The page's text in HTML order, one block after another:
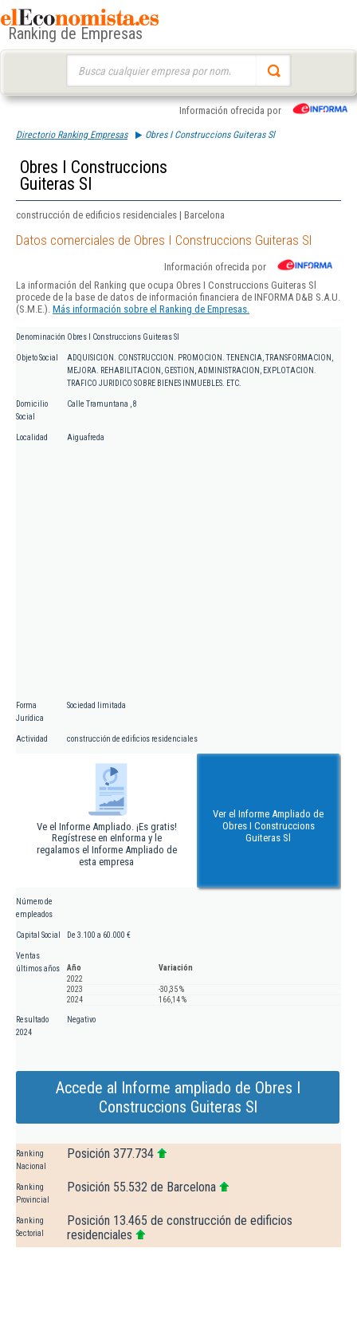
Ranking de Empresas
Información ofrecida por
Directorio Ranking Empresas Obres I Construccions Guiteras Sl
Obres I Construccions
Guiteras Sl
construcción de edificios residenciales | Barcelona
Datos comerciales de Obres I Construccions Guiteras Sl
Información ofrecida por
La información del Ranking que ocupa Obres I Construccions Guiteras Sl
procede de la base de datos de información financiera de INFORMA D&B S.A.U.
(S.M.E.). Más información sobre el Ranking de Empresas.
Denominación Obres I Construccions Guiteras Sl
Objeto Social
ADQUISICION. CONSTRUCCION. PROMOCION. TENENCIA, TRANSFORMACION,
MEJORA. REHABILITACION, GESTION, ADMINISTRACION, EXPLOTACION.
TRAFICO JURIDICO SOBRE BIENES INMUEBLES. ETC.
Domicilio
Social
Calle Tramuntana , 8
Localidad Aiguafreda
Forma
Jurídica
Sociedad limitada
Actividad construcción de edificios residenciales
Ve el Informe Ampliado. ¡Es gratis!
Regístrese en eInforma y le
regalamos el Informe Ampliado de
esta empresa
Ver el Informe Ampliado de
Obres I Construccions
Guiteras Sl
Número de
empleados
Capital Social De 3.100 a 60.000 €
Ventas
últimos años
Año
Variación
2022
2023
-30,35 %
2024
166,14 %
Resultado
2024
Negativo
Accede al Informe ampliado de Obres I
Construccions Guiteras Sl
Ranking
Nacional
Posición 377.734
Ranking
Provincial
Posición 55.532 de Barcelona
Ranking
Sectorial
Posición 13.465 de construcción de edificios
residenciales